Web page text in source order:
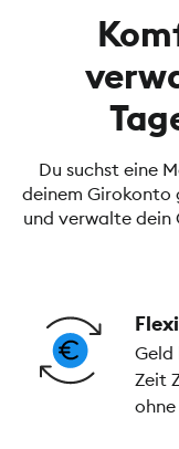
Du suchst eine
deinem Girokonto
und verwalte dein
Geld
Zeit